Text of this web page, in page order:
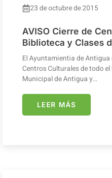
23 de octubre de 2015
AVISO Cierre de
Biblioteca y Clases
El Ayuntamientia de
Centros Culturales de todo
Municipal de Antigua y…
LEER MÁS